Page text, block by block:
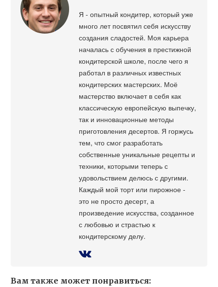
Я - опытный кондитер, который уже
много лет посвятил себя искусству
создания сладостей. Моя карьера
началась с обучения в престижной
кондитерской школе, после чего я
работал в различных известных
кондитерских мастерских. Моё
мастерство включает в себя как
классическую европейскую выпечку,
так и инновационные методы
приготовления десертов. Я горжусь
тем, что смог разработать
собственные уникальные рецепты и
техники, которыми теперь с
удовольствием делюсь с другими.
Каждый мой торт или пирожное -
это не просто десерт, а
произведение искусства, созданное
с любовью и страстью к
кондитерскому делу.
Вам также может понравиться: